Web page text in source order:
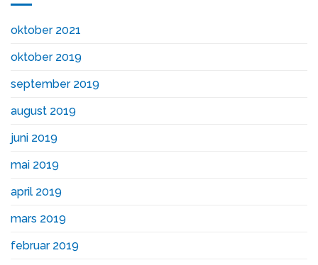
oktober 2021
oktober 2019
september 2019
august 2019
juni 2019
mai 2019
april 2019
mars 2019
februar 2019